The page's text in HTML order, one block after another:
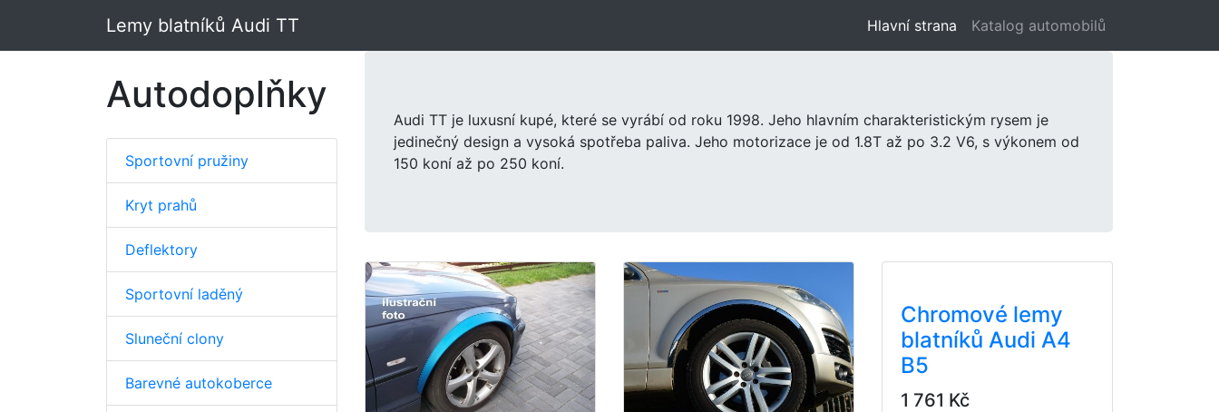
Lemy blatníků Audi TT Hlavní strana (aktuální)
Katalog automobilů
Autodoplňky
Sportovní pružiny
Kryt prahů
Deflektory
Sportovní laděný
Sluneční clony
Barevné autokoberce
Audi TT je luxusní kupé, které se vyrábí od roku 1998. Jeho hlavním charakteristickým rysem je
jedinečný design a vysoká spotřeba paliva. Jeho motorizace je od 1.8T až po 3.2 V6, s výkonem od
150 koní až po 250 koní.
Chromové lemy
blatníků Audi A4
B5
1 761 Kč